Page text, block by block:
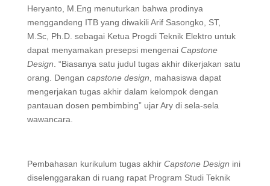
Heryanto, M.Eng menuturkan bahwa prodinya
menggandeng ITB yang diwakili Arif Sasongko, ST,
M.Sc, Ph.D. sebagai Ketua Progdi Teknik Elektro untuk
dapat menyamakan presepsi mengenai Capstone
Design . “Biasanya satu judul tugas akhir dikerjakan satu
orang. Dengan capstone design , mahasiswa dapat
mengerjakan tugas akhir dalam kelompok dengan
pantauan dosen pembimbing” ujar Ary di sela-sela
wawancara.
Pembahasan kurikulum tugas akhir Capstone Design ini
diselenggarakan di ruang rapat Program Studi Teknik